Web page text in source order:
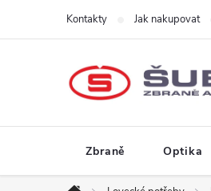
Kontakty Jak nakupovat
Zbraně Optika